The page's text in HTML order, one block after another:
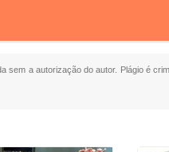
sem a autorização do autor. Plágio é